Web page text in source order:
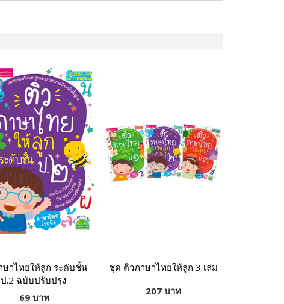
ษาไทยให้ลูก ระดับชั้น
ป.2 ฉบับปรับปรุง
69 บาท
ชุด ติวภาษาไทยให้ลูก 3 เล่ม
207 บาท